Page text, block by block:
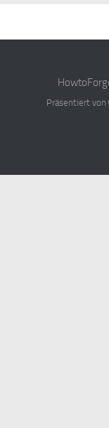
Präsentiert von